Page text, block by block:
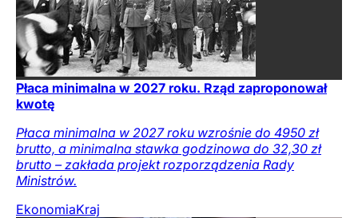
Płaca minimalna w 2027 roku. Rząd zaproponował
kwotę
Płaca minimalna w 2027 roku wzrośnie do 4950 zł
brutto, a minimalna stawka godzinowa do 32,30 zł
brutto – zakłada projekt rozporządzenia Rady
Ministrów.
EkonomiaKraj